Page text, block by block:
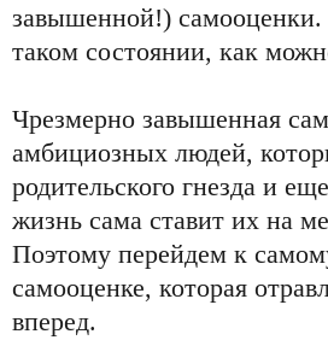
завышенной!) самооценки.
таком состоянии, как
Чрезмерно завышенная
амбициозных людей,
родительского гнезда и
жизнь сама ставит их на
Поэтому перейдем к
самооценке, которая
вперед.